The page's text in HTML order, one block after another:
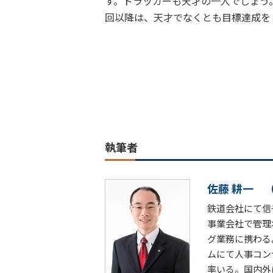
回以降は、天才でなくとも目標達成
執筆者
佐藤 耕一
鉄道会社にて
事業会社で管
グ業務に携わ
ムにて人事コ
率いる。国内